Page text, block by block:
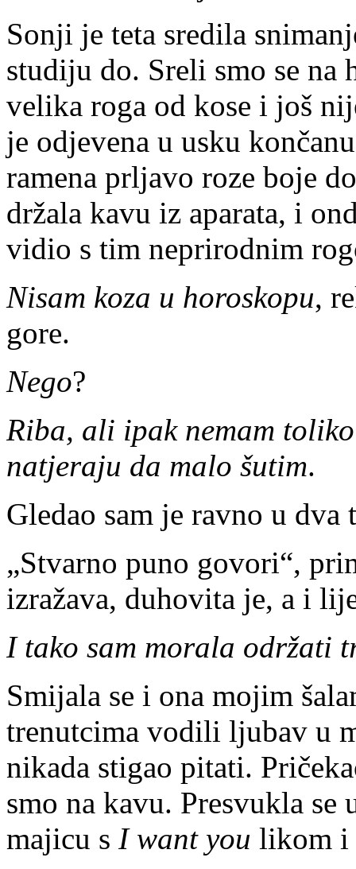
Sonji je teta sredila
studiju do. Sreli smo se
velika roga od kose i još
je odjevena u usku
ramena prljavo roze boje
držala kavu iz aparata, i
vidio s tim neprirodnim
Nisam koza u horoskopu,
gore.
Nego?
Riba, ali ipak nemam
natjeraju da malo šutim.
Gledao sam je ravno u dva
„Stvarno puno govori“,
izražava, duhovita je, a i
I tako sam morala održati
Smijala se i ona mojim
trenutcima vodili ljubav u
nikada stigao pitati.
smo na kavu. Presvukla
majicu s I want you likom i